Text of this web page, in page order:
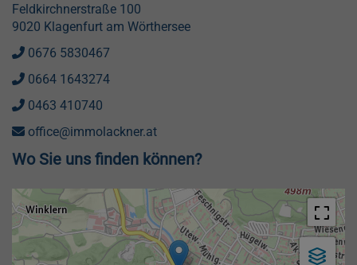
Feldkirchnerstraße 100
9020 Klagenfurt am Wörthersee
0676 5830467
0664 1643274
0463 410740
office@immolackner.at
Wo Sie uns finden können?